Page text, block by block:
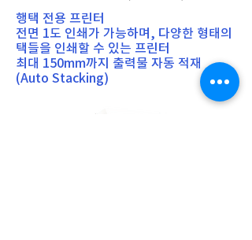
행택 전용 프린터
​전면 1도 인쇄가 가능하며, 다양한 형태의
택들을 인쇄할 수 있는 프린터
최대 150mm까지 출력물 자동 적재
(Auto Stacking)